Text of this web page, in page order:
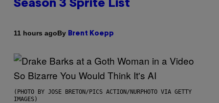
Season 3 Sprite List
11 hours agoBy Brent Koepp
(PHOTO BY JOSE BRETON/PICS ACTION/NURPHOTO VIA GETTY
IMAGES)